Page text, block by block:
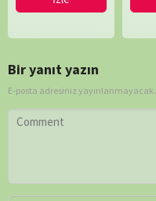
Bir yanıt yazın
E-posta adresiniz yayınlanmayacak.